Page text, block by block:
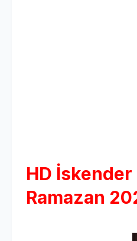
HD İskender
Ramazan